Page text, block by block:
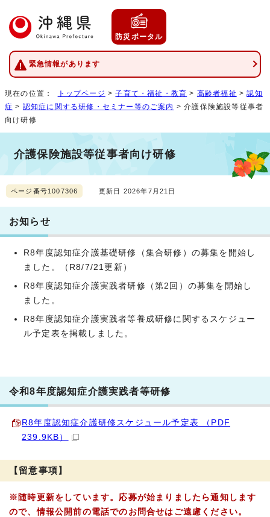
防災ポータル
緊急情報があります
現在の位置： トップページ >子育て・福祉・教育 > 高齢者福祉 >認知
症 > 認知症に関する研修・セミナー等のご案内 > 介護保険施設等従事者
向け研修
介護保険施設等従事者向け研修
ページ番号1007306 更新日 2026年7月21日
お知らせ
R8年度認知症介護基礎研修（集合研修）の募集を開始し
ました。（R8/7/21更新）
R8年度認知症介護実践者研修（第2回）の募集を開始し
ました。
R8年度認知症介護実践者等養成研修に関するスケジュー
ル予定表を掲載しました。
令和8年度認知症介護実践者等研修
R8年度認知症介護研修スケジュール予定表 （PDF
239.9KB）
【留意事項】
※随時更新をしています。応募が始まりましたら通知します
ので、情報公開前の電話でのお問合せはご遠慮ください。